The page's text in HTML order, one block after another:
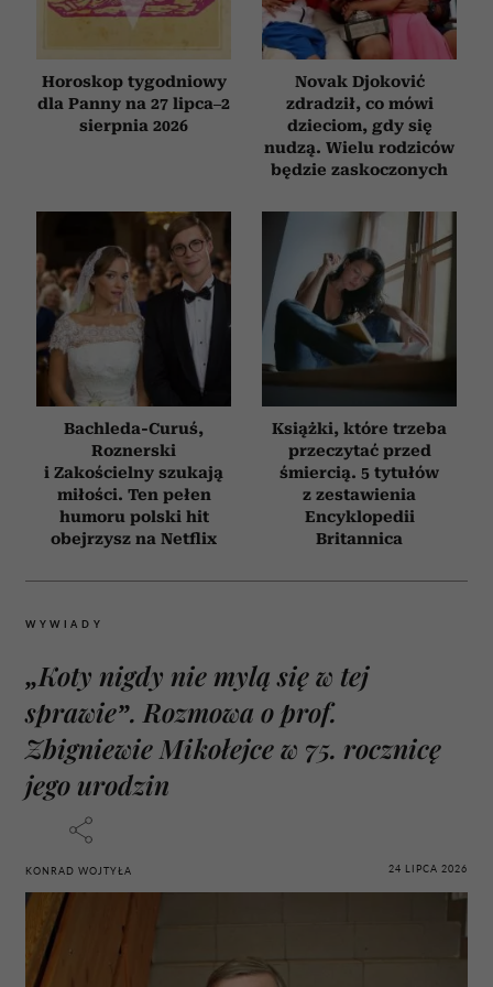
Horoskop tygodniowy
dla Panny na 27 lipca–2
sierpnia 2026
Novak Djoković
zdradził, co mówi
dzieciom, gdy się
nudzą. Wielu rodziców
będzie zaskoczonych
Bachleda-Curuś,
Roznerski
i Zakościelny szukają
miłości. Ten pełen
humoru polski hit
obejrzysz na Netflix
Książki, które trzeba
przeczytać przed
śmiercią. 5 tytułów
z zestawienia
Encyklopedii
Britannica
WYWIADY
„Koty nigdy nie mylą się w tej
sprawie”. Rozmowa o prof.
Zbigniewie Mikołejce w 75. rocznicę
jego urodzin
KONRAD WOJTYŁA 24 LIPCA 2026